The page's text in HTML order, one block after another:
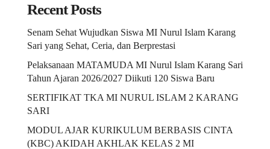
Recent Posts
Senam Sehat Wujudkan Siswa MI Nurul Islam Karang
Sari yang Sehat, Ceria, dan Berprestasi
Pelaksanaan MATAMUDA MI Nurul Islam Karang Sari
Tahun Ajaran 2026/2027 Diikuti 120 Siswa Baru
SERTIFIKAT TKA MI NURUL ISLAM 2 KARANG
SARI
MODUL AJAR KURIKULUM BERBASIS CINTA
(KBC) AKIDAH AKHLAK KELAS 2 MI